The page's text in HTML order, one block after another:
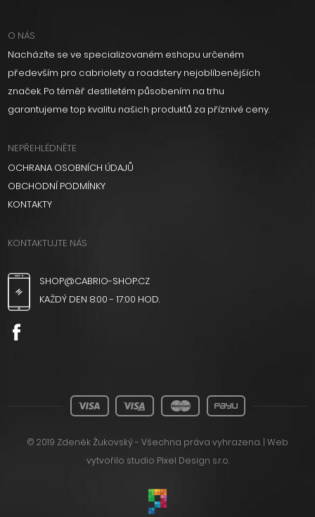
O NÁS
Nacházíte se ve specializovaném eshopu určeném
především pro cabriolety a roadstery nejoblíbenějších
značek. Po téměř destiletém působením na trhu
garantujeme top kvalitu našich produktů za příznivé ceny.
NEPŘEHLÉDNĚTE
OCHRANA OSOBNÍCH ÚDAJŮ
OBCHODNÍ PODMÍNKY
KONTAKTY
KONTAKTUJTE NÁS
SHOP@CABRIO-SHOP.CZ
KAŽDÝ DEN 8:00 - 17:00 HOD.
© 2019 Zdeněk Žukovský - Všechna práva vyhrazena. | Web
vytvořilo studio Pixel Design s.r.o.